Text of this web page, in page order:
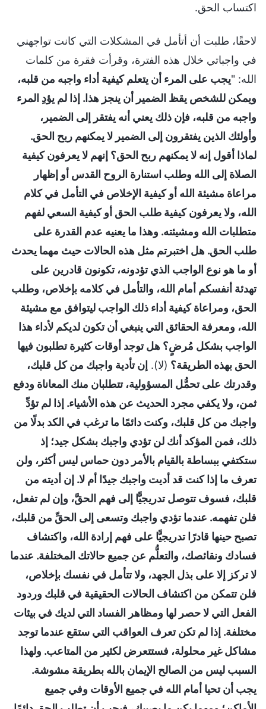
اكتساب الحق.
لاحقًا، طلبت أن أتأمل في المشكلات التي كانت تواجهني
في واجباتي خلال هذه الفترة، وقرأت فقرة من كلمات
الله: "يجب على المرء أن يتعلم كيفية أداء واجبه من قلبه،
ويمكن للشخص يقظ الضمير أن ينجز هذا. إذا لم يؤدِ المرء
واجبه من قلبه، فإن ذلك يعني أنه يفتقر إلى الضمير،
وأولئك الذين يفتقرون إلى الضمير لا يمكنهم ربح الحق.
لماذا أقول إنه لا يمكنهم ربح الحق؟ إنهم لا يعرفون كيفية
الصلاة إلى الله وطلب استنارة الروح القدس أو إظهار
مراعاة مشيئة الله أو كيفية الإخلاص في التأمل في كلام
الله، ولا يعرفون كيفية طلب الحق أو كيفية السعي لفهم
متطلبات الله ومشيئته. وهذا ما يعنيه عدم القدرة على
طلب الحق. هل اختبرتم مثل هذه الحالات حيث مهما يحدث
أو ما هو نوع الواجب الذي تؤدونه، تكونون قادرين على
تهدئة أنفسكم أمام الله، والتأمل في كلامه بإخلاص، وطلب
الحق، ومراعاة كيفية أداء ذلك الواجب ليتوافق مع مشيئة
الله، ومعرفة الحقائق التي ينبغي أن تكون لديكم لأداء هذا
الواجب بشكل مُرضٍ؟ هل توجد أوقات كثيرة تطلبون فيها
الحق بهذه الطريقة؟ (لا). إن تأدية واجبك من كل قلبك،
وقدرتك على تحمُّل المسؤولية، تتطلبان منك المعاناة ودفع
ثمن، ولا يكفي مجرد الحديث عن هذه الأشياء. إذا لم تؤدِّ
واجبك من كل قلبك، وكنت دائمًا ما ترغب في الكد بدلًا من
ذلك، فمن المؤكد أنك لن تؤدي واجبك بشكل جيد؛ إذ
ستكتفي ببساطة بالقيام بالأمر دون حماس ليس أكثر، ولن
تعرف ما إذا كنت قد أديت واجبك جيدًا أم لا. إن أديته من
قلبك، فسوف تتوصل تدريجيًّا إلى فهم الحقَّ، وإن لم تفعل،
فلن تفهمه. عندما تؤدي واجبك وتسعى إلى الحقِّ من قلبك،
تصبح حينها قادرًا تدريجيًّا على فهم إرادة الله، واكتشاف
فسادك ونقائصك، والتعلُّم عن جميع حالاتك المختلفة. عندما
لا تركز إلا على بذل الجهد، ولا تتأمل في نفسك بإخلاص،
فلن تتمكن من اكتشاف الحالات الحقيقية في قلبك وردود
الفعل التي لا حصر لها ومظاهر الفساد التي لديك في بيئات
مختلفة. إذا لم تكن تعرف العواقب التي ستقع عندما توجد
مشاكل غير محلولة، فستتعرض لكثير من المتاعب. ولهذا
السبب ليس من الصالح الإيمان بالله بطريقة مشوشة.
يجب أن تحيا أمام الله في جميع الأوقات وفي جميع